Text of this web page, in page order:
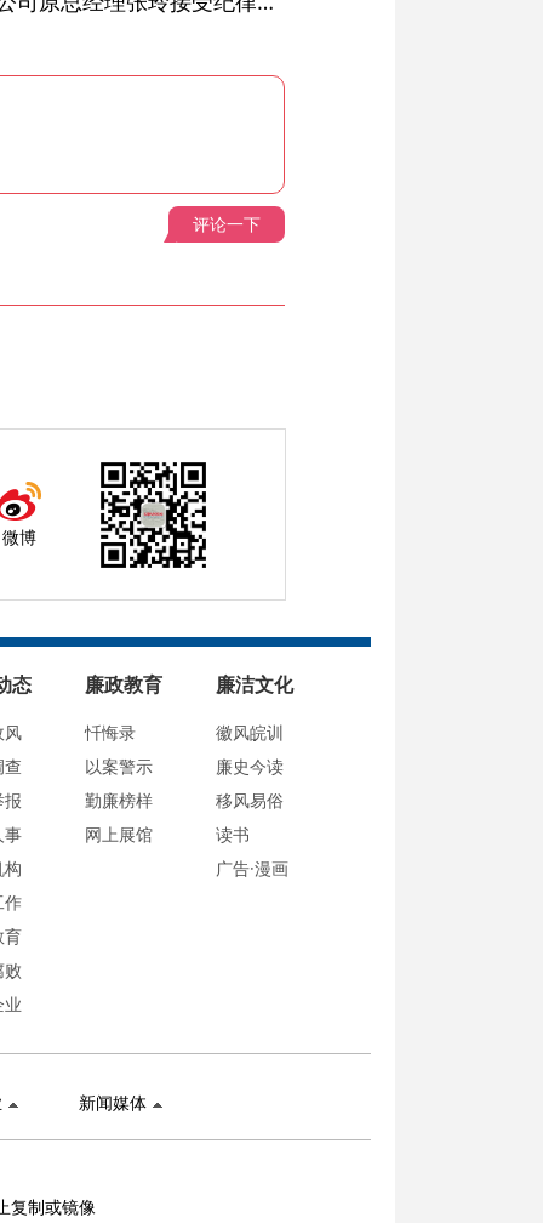
评论一下
微博
态
风
查
报
事
构
作
育
败
业
廉政教育
忏悔录
以案警示
勤廉榜样
网上展馆
廉洁文化
徽风皖训
廉史今读
移风易俗
读书
广告·漫画
新闻媒体
复制或镜像